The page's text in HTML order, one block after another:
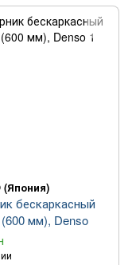
(Япония)
бескаркасный
мм), Denso